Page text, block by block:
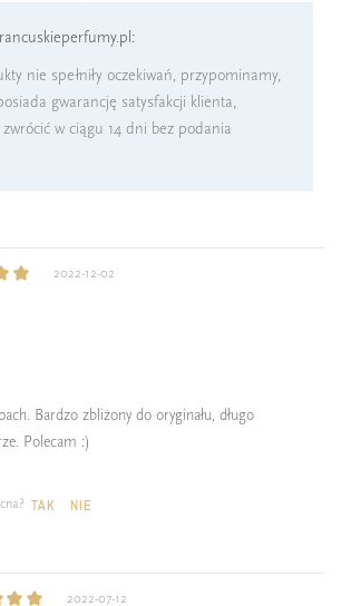
nie spełniły oczekiwań, przypominamy,
gwarancję satysfakcji klienta,
w ciągu 14 dni bez podania
2022-12-02
Bardzo zbliżony do oryginału, długo
Polecam :)
TAK NIE
2022-07-12